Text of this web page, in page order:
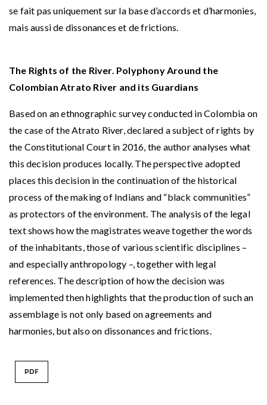
se fait pas uniquement sur la base d’accords et d’harmonies,
mais aussi de dissonances et de frictions.
The Rights of the River. Polyphony Around the
Colombian Atrato River and its Guardians
Based on an ethnographic survey conducted in Colombia on
the case of the Atrato River, declared a subject of rights by
the Constitutional Court in 2016, the author analyses what
this decision produces locally. The perspective adopted
places this decision in the continuation of the historical
process of the making of Indians and “black communities”
as protectors of the environment. The analysis of the legal
text shows how the magistrates weave together the words
of the inhabitants, those of various scientific disciplines –
and especially anthropology –, together with legal
references. The description of how the decision was
implemented then highlights that the production of such an
assemblage is not only based on agreements and
harmonies, but also on dissonances and frictions.
PDF